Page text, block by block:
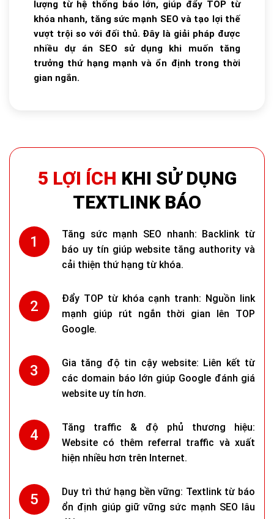
lượng từ hệ thống báo lớn, giúp đẩy TOP từ
khóa nhanh, tăng sức mạnh SEO và tạo lợi thế
vượt trội so với đối thủ. Đây là giải pháp được
nhiều dự án SEO sử dụng khi muốn tăng
trưởng thứ hạng mạnh và ổn định trong thời
gian ngắn.
5 LỢI ÍCH KHI SỬ DỤNG
TEXTLINK BÁO
Tăng sức mạnh SEO nhanh: Backlink từ
báo uy tín giúp website tăng authority và
cải thiện thứ hạng từ khóa.
Đẩy TOP từ khóa cạnh tranh: Nguồn link
mạnh giúp rút ngắn thời gian lên TOP
Google.
Gia tăng độ tin cậy website: Liên kết từ
các domain báo lớn giúp Google đánh giá
website uy tín hơn.
Tăng traffic & độ phủ thương hiệu:
Website có thêm referral traffic và xuất
hiện nhiều hơn trên Internet.
Duy trì thứ hạng bền vững: Textlink từ báo
ổn định giúp giữ vững sức mạnh SEO lâu